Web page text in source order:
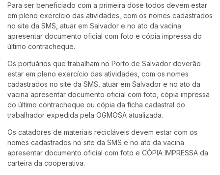
Para ser beneficiado com a primeira dose todos devem estar
em pleno exercício das atividades, com os nomes cadastrados
no site da SMS, atuar em Salvador e no ato da vacina
apresentar documento oficial com foto e cópia impressa do
último contracheque.
Os portuários que trabalham no Porto de Salvador deverão
estar em pleno exercício das atividades, com os nomes
cadastrados no site da SMS, atuar em Salvador e no ato da
vacina apresentar documento oficial com foto, cópia impressa
do último contracheque ou cópia da ficha cadastral do
trabalhador expedida pela OGMOSA atualizada.
Os catadores de materiais recicláveis devem estar com os
nomes cadastrados no site da SMS e no ato da vacina
apresentar documento oficial com foto e CÓPIA IMPRESSA da
carteira da cooperativa.